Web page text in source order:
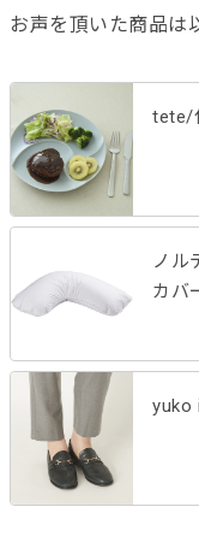
お声を頂いた商品は
tete/
ノル
カバ
yuko